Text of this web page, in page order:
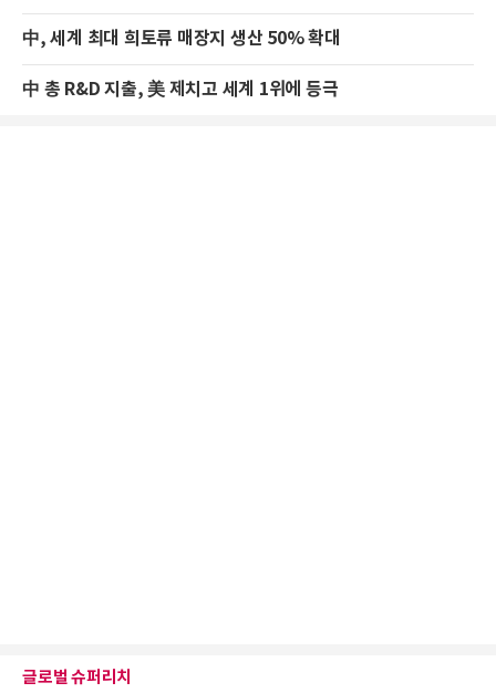
中, 세계 최대 희토류 매장지 생산 50% 확대
中 총 R&D 지출, 美 제치고 세계 1위에 등극
글로벌 슈퍼리치